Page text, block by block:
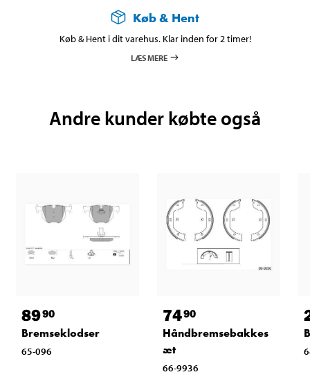
Køb & Hent
Køb & Hent i dit varehus. Klar inden for 2 timer!
LÆS MERE
Andre kunder købte også
8990
Bremseklodser
65-096
7490
Håndbremsebakkes
æt
66-9936